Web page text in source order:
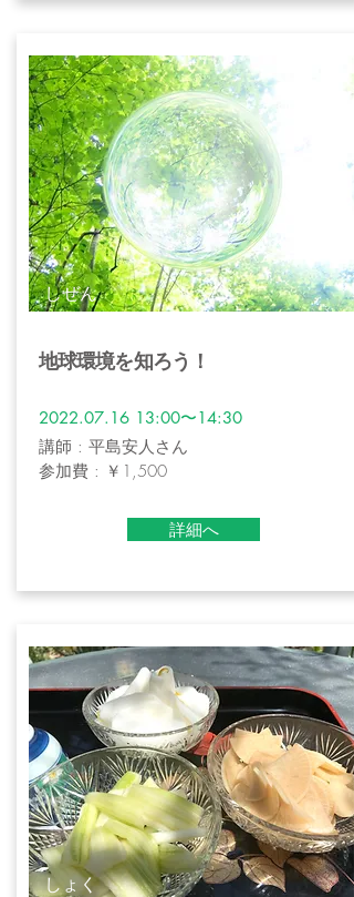
しぜん
地球環境を知ろう！
2022.07.16 13:00〜14:30
講師 : 平島安人さん
参加費 : ￥1,500
詳細へ
しょく